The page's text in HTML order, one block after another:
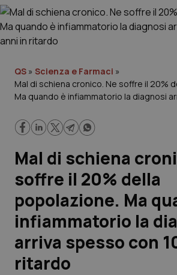
Cronache
Governo e Parlamento
Regioni e Asl
Lavoro e Professioni
Scienza e Farmaci
Studi e Analisi
Lettere al direttore
Edizioni Regionali
QS » Scienza e Farmaci »
Mal di schiena cronico. Ne soffre il 20%
Ma quando è infiammatorio la diagnosi
Mal di schiena
soffre il 20% della
popolazione. Ma
infiammatorio la
arriva spesso con
ritardo